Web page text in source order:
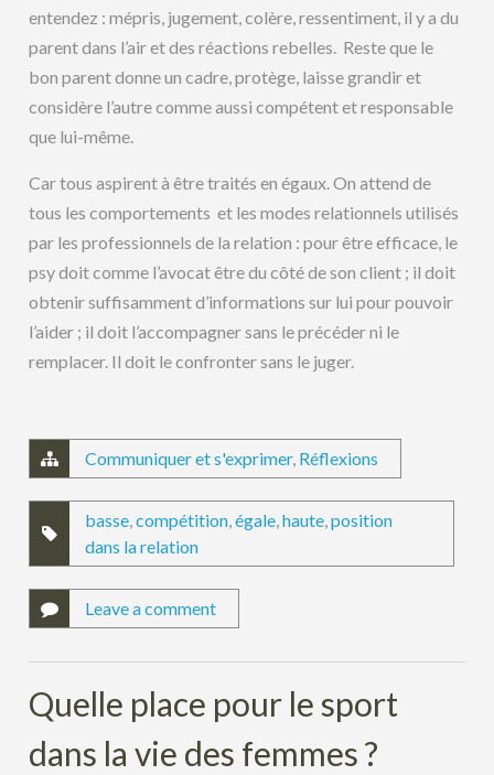
entendez : mépris, jugement, colère, ressentiment, il y a du
parent dans l’air et des réactions rebelles. Reste que le
bon parent donne un cadre, protège, laisse grandir et
considère l’autre comme aussi compétent et responsable
que lui-même.
Car tous aspirent à être traités en égaux. On attend de
tous les comportements et les modes relationnels utilisés
par les professionnels de la relation : pour être efficace, le
psy doit comme l’avocat être du côté de son client ; il doit
obtenir suffisamment d’informations sur lui pour pouvoir
l’aider ; il doit l’accompagner sans le précéder ni le
remplacer. Il doit le confronter sans le juger.
Communiquer et s'exprimer, Réflexions
basse,compétition,égale,haute,position
dans la relation
Leave a comment
Quelle place pour le sport
dans la vie des femmes ?